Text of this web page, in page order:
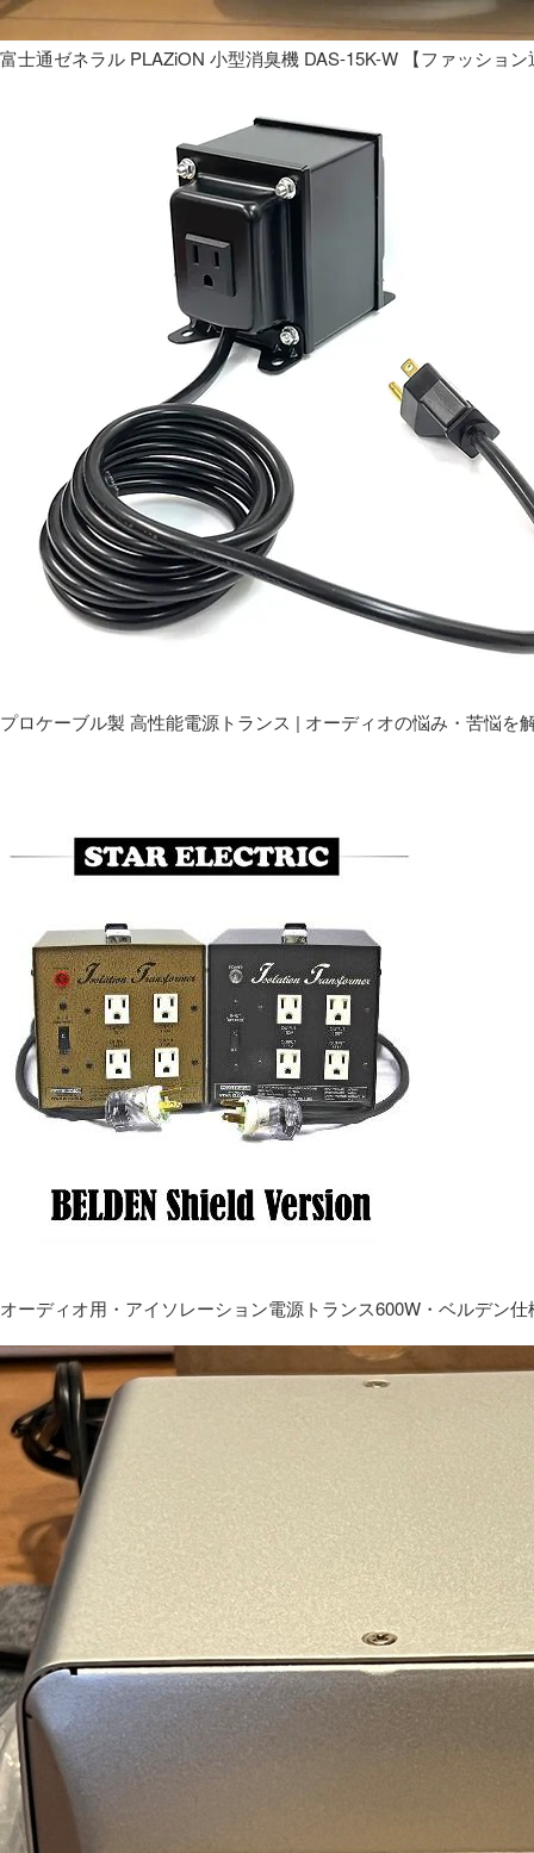
富士通ゼネラル PLAZiON 小型消臭機 DAS-15K-W 【ファッション
プロケーブル製 高性能電源トランス | オーディオの悩み・苦悩を
オーディオ用・アイソレーション電源トランス600W・ベルデン仕